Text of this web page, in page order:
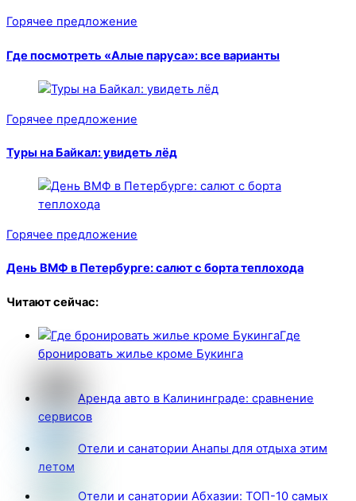
Горячее предложение
Где посмотреть «Алые паруса»: все варианты
Горячее предложение
Туры на Байкал: увидеть лёд
Горячее предложение
День ВМФ в Петербурге: салют с борта теплохода
Читают сейчас:
Где
бронировать жилье кроме Букинга
Аренда авто в Калининграде: сравнение
сервисов
Отели и санатории Анапы для отдыха этим
летом
Отели и санатории Абхазии: ТОП-10 самых